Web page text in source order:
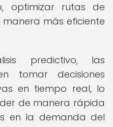
optimizar rutas de
más eficiente
predictivo, las
tomar decisiones
en tiempo real, lo
de manera rápida
en la demanda del